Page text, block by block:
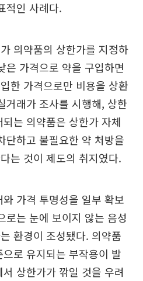
적인 사례다.
의약품의 상한가를 지정하
은 가격으로 약을 구입하면
한 가격으로만 비용을 상환
거래가 조사를 시행해, 상한
는 의약품은 상한가 자체
단하고 불필요한 약 처방을
는 것이 제도의 취지였다.
가격 투명성을 일부 확보
로는 눈에 보이지 않는 음성
환경이 조성됐다. 의약품
로 유지되는 부작용이 발
상한가가 깎일 것을 우려